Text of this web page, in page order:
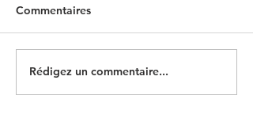
Le perfectionnisme :
l'obsession de
Commentaires
Rédigez un commentaire...